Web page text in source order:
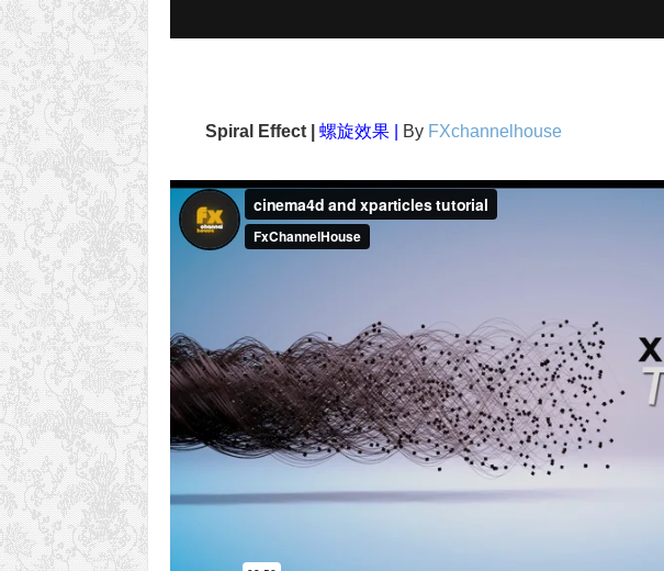
Spiral Effect |螺旋效果 | By FXchannelhouse